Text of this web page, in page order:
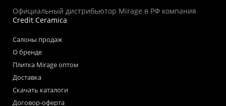
Официальный дистрибьютор Mirage в РФ компания
Credit Ceramica
Салоны продаж
О бренде
Плитка Mirage оптом
Доставка
Скачать каталоги
Договор-оферта